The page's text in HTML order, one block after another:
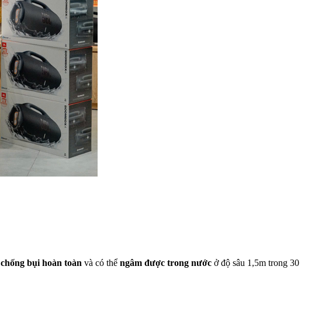
chống bụi hoàn toàn và có thể ngâm được trong nước ở độ sâu 1,5m trong 30